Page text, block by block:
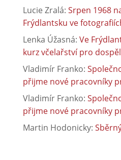
Lucie Zralá: Srpen 1968
Frýdlantsku ve
Lenka Úžasná: Ve
kurz včelařství pro
Vladimír Franko:
přijme nové pracovníky
Vladimír Franko:
přijme nové pracovníky
Martin Hodonicky: